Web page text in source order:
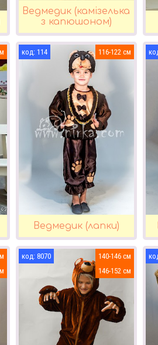
Ведмедик (камізелька
з капюшоном)
114 116-122
Ведмедик (лапки)
8070
140-146
146-152